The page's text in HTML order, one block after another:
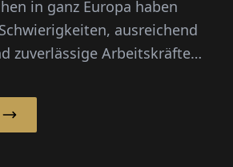
in ganz Europa haben
ausreichend
zuverlässige Arbeitskräfte